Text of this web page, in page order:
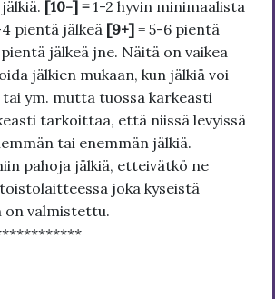
[10-] = 1-2 hyvin minimaalista
pientä jälkeä [9+] = 5-6 pientä
jälkeä jne. Näitä on vaikea
jälkien mukaan, kun jälkiä voi
ym. mutta tuossa karkeasti
tarkoittaa, että niissä levyissä
tai enemmän jälkiä.
pahoja jälkiä, etteivätkö ne
joka kyseistä
valmistettu.